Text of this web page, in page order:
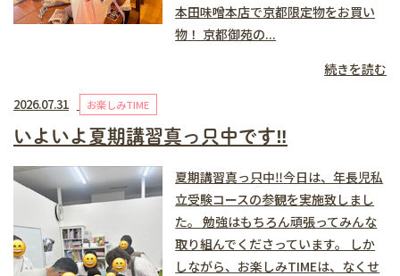
本田味噌本店で京都限定物をお買い
物！ 京都御苑の...
続きを読む
2026.07.31 お楽しみTIME
いよいよ夏期講習真っ只中です‼️
夏期講習真っ只中‼️今日は、年長児私
立受験コースの参観を実施致しまし
た。 勉強はもちろん頑張ってみんな
取り組んでくださっています。 しか
しながら、お楽しみTIMEは、なくせ